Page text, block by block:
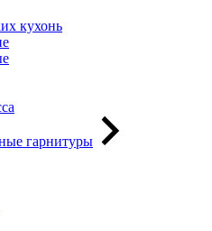
кухонь
гарнитуры